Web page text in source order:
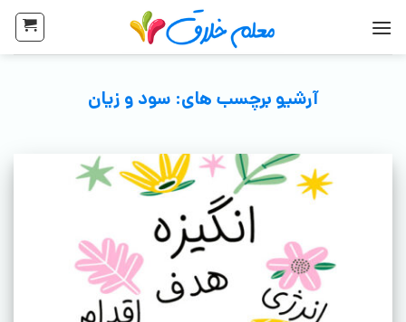
آرشیو برچسب های: سود و زیان